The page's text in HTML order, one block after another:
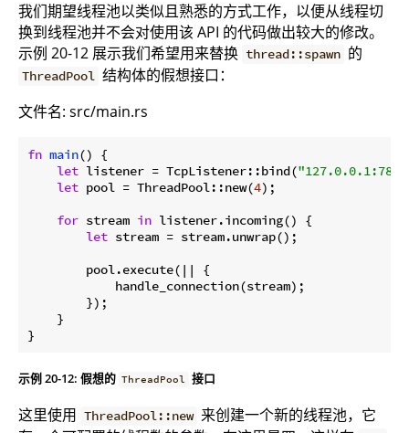
我们期望线程池以类似且熟悉的方式工作，以便从线程切
换到线程池并不会对使用该 API 的代码做出较大的修改。
示例 20-12 展示我们希望用来替换 thread::spawn 的
ThreadPool 结构体的假想接口：
文件名: src/main.rs
fn main() {
let listener = TcpListener::bind(
let pool = ThreadPool::new(4);
for stream in listener.incoming() {
let stream = stream.unwrap();
        pool.execute(|| {
            handle_connection(stream);
        });
    }
示例 20-12: 假想的 ThreadPool 接口
这里使用 ThreadPool::new 来创建一个新的线程池，它